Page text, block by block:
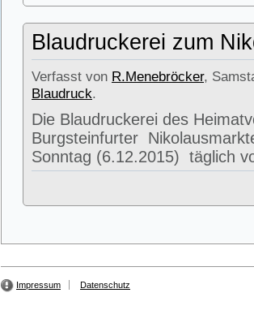
Blaudruckerei zum
Verfasst von R.Menebröcker,
Blaudruck.
Die Blaudruckerei des
Burgsteinfurter
Sonntag (6.12.2015) täglich
Impressum Datenschutz